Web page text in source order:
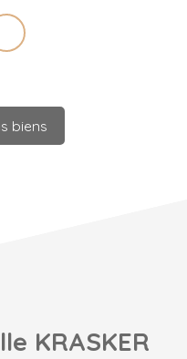
biens
KRASKER